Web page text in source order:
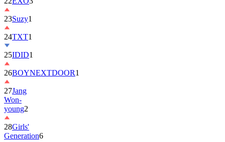
23Suzy1
24TXT1
25IDID1
26BOYNEXTDOOR1
27Jang
Won-
young2
28Girls'
Generation6